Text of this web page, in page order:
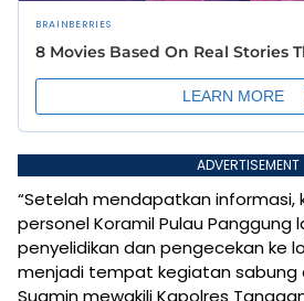
ADVERTISEMENT
“Setelah mendapatkan informasi,
personel Koramil Pulau Panggung
penyelidikan dan pengecekan ke
menjadi tempat kegiatan sabung
Suamin mewakili Kapolres